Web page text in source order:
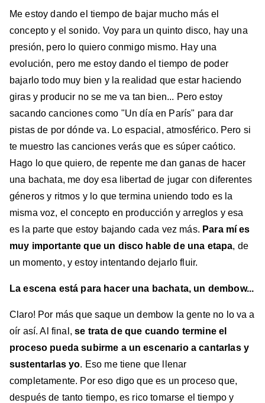
Me estoy dando el tiempo de bajar mucho más el
concepto y el sonido. Voy para un quinto disco, hay una
presión, pero lo quiero conmigo mismo. Hay una
evolución, pero me estoy dando el tiempo de poder
bajarlo todo muy bien y la realidad que estar haciendo
giras y producir no se me va tan bien... Pero estoy
sacando canciones como "Un día en París" para dar
pistas de por dónde va. Lo espacial, atmosférico. Pero si
te muestro las canciones verás que es súper caótico.
Hago lo que quiero, de repente me dan ganas de hacer
una bachata, me doy esa libertad de jugar con diferentes
géneros y ritmos y lo que termina uniendo todo es la
misma voz, el concepto en producción y arreglos y esa
es la parte que estoy bajando cada vez más. Para mí es
muy importante que un disco hable de una etapa, de
un momento, y estoy intentando dejarlo fluir.
La escena está para hacer una bachata, un dembow...
Claro! Por más que saque un dembow la gente no lo va a
oír así. Al final,se trata de que cuando termine el
proceso pueda subirme a un escenario a cantarlas y
sustentarlas yo. Eso me tiene que llenar
completamente. Por eso digo que es un proceso que,
después de tanto tiempo, es rico tomarse el tiempo y